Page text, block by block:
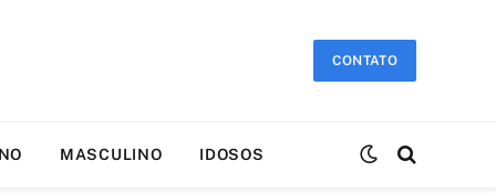
CONTATO
MASCULINO IDOSOS